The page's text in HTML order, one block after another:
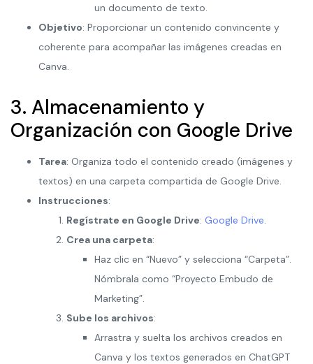
un documento de texto.
Objetivo: Proporcionar un contenido convincente y
coherente para acompañar las imágenes creadas en
Canva.
3. Almacenamiento y
Organización con Google Drive
Tarea: Organiza todo el contenido creado (imágenes y
textos) en una carpeta compartida de Google Drive.
Instrucciones:
Regístrate en Google Drive: Google Drive.
Crea una carpeta:
Haz clic en “Nuevo” y selecciona “Carpeta”.
Nómbrala como “Proyecto Embudo de
Marketing”.
Sube los archivos:
Arrastra y suelta los archivos creados en
Canva y los textos generados en ChatGPT